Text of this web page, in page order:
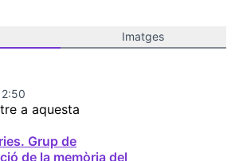
Imatges
a aquesta
Grup de
de la memòria del